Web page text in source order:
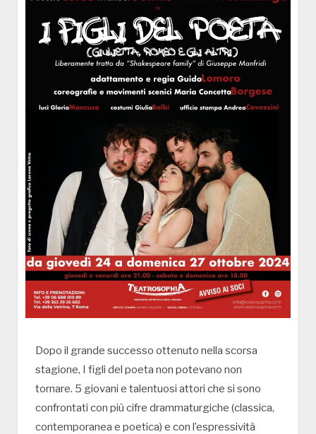
Dopo il grande successo ottenuto nella scorsa
stagione, I figli del poeta non potevano non
tornare. 5 giovani e talentuosi attori che si sono
confrontati con più cifre drammaturgiche (classica,
contemporanea e poetica) e con l’espressività